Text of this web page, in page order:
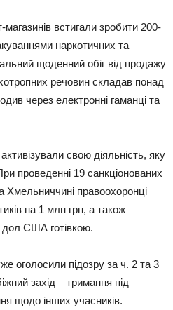
магазинів встигали зробити 200-
наркотичних та
щоденний обіг від продажу
речовин складав понад
через електронні гаманці та
свою діяльність, яку
проведенні 19 санкціонованих
Хмельниччині правоохоронці
на 1 млн грн, а також
дол США готівкою.
оголосили підозру за ч. 2 та 3
захід – тримання під
щодо інших учасників.